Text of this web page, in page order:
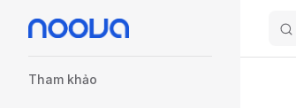
Skip to content
Tham khảo